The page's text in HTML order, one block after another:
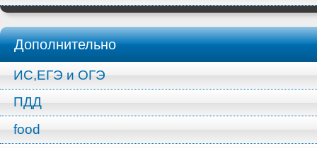
Дополнительно
ИС,ЕГЭ и ОГЭ
ПДД
food